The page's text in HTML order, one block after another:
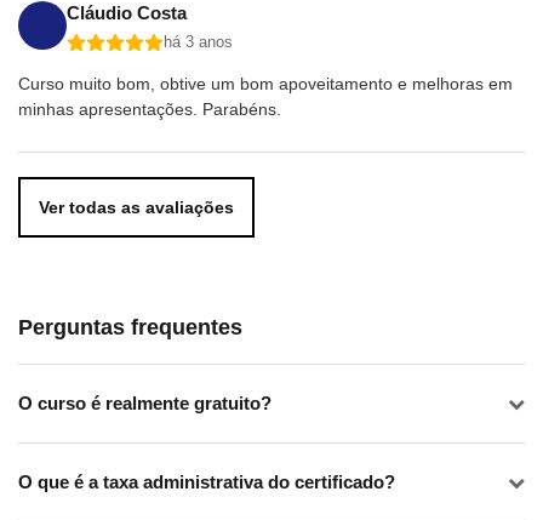
Cláudio Costa
há 3 anos
Curso muito bom, obtive um bom apoveitamento e melhoras em
minhas apresentações. Parabéns.
Ver todas as avaliações
Perguntas frequentes
O curso é realmente gratuito?
O que é a taxa administrativa do certificado?